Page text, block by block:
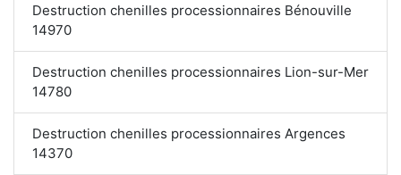
Destruction chenilles processionnaires Bénouville
14970
Destruction chenilles processionnaires Lion-sur-Mer
14780
Destruction chenilles processionnaires Argences
14370